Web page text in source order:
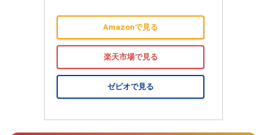
Amazonで見る
楽天市場で見る
ゼビオで見る